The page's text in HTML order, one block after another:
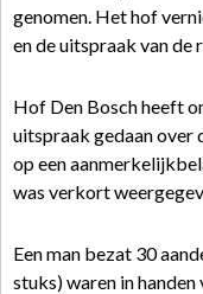
genomen. Het hof
en de uitspraak van de
Hof Den Bosch heeft
uitspraak gedaan over
op een
was verkort
Een man bezat 30
stuks) waren in handen